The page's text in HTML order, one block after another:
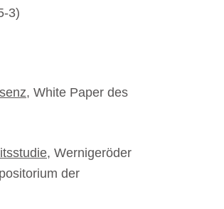
3)
, White Paper des
, Wernigeröder
der